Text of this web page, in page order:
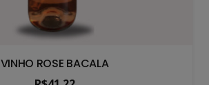
VINHO ROSE BACALA